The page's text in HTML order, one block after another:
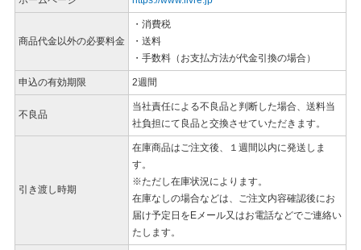
商品代金以外の必要料金
・消費税
・送料
・手数料（お支払方法が代金引換の場合）
申込の有効期限 2週間
不良品
当社責任による不良品と判断した場合、送料当
社負担にて良品と交換させていただきます。
引き渡し時期
在庫商品はご注文後、１週間以内に発送しま
す。
※ただし在庫状況によります。
在庫なしの場合などは、ご注文内容確認後にお
届け予定日をEメール又はお電話などでご連絡い
たします。